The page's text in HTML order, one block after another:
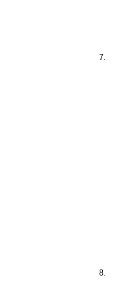
7.
8.